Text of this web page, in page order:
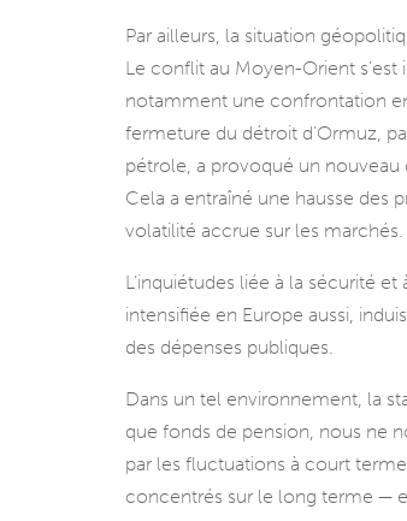
Par ailleurs, la situation
Le conflit au Moyen-Orient s’est
notamment une confrontation
fermeture du détroit d’Ormuz,
pétrole, a provoqué un
Cela a entraîné une hausse des
volatilité accrue sur les marchés.
L’inquiétudes liée à la sécurité et
intensifiée en Europe aussi,
des dépenses publiques.
Dans un tel environnement, la
que fonds de pension, nous ne
par les fluctuations à court
concentrés sur le long terme —